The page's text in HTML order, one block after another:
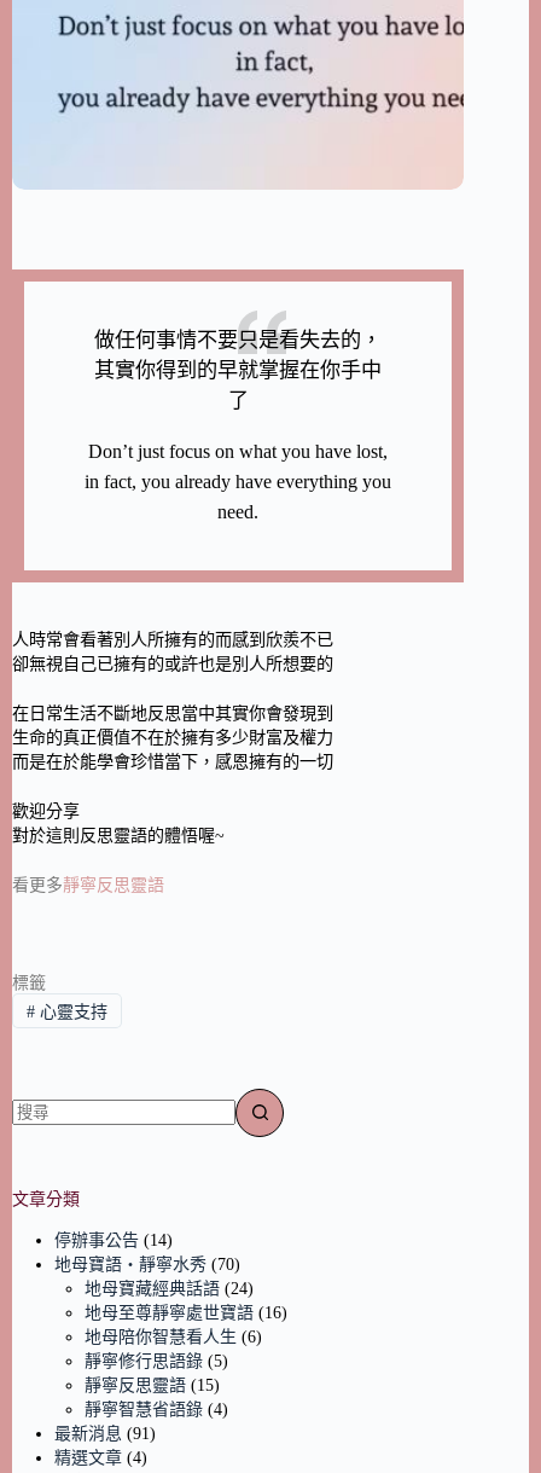
做任何事情不要只是看失去的，
其實你得到的早就掌握在你手中
了
Don’t just focus on what you have lost,
in fact, you already have everything you
need.
人時常會看著別人所擁有的而感到欣羨不已
卻無視自己已擁有的或許也是別人所想要的
在日常生活不斷地反思當中其實你會發現到
生命的真正價值不在於擁有多少財富及權力
而是在於能學會珍惜當下，感恩擁有的一切
歡迎分享
對於這則反思靈語的體悟喔~
看更多靜寧反思靈語
標籤
#心靈支持
文章分類
停辦事公告 (14)
地母寶語‧靜寧水秀 (70)
地母寶藏經典話語 (24)
地母至尊靜寧處世寶語 (16)
地母陪你智慧看人生 (6)
靜寧修行思語錄 (5)
靜寧反思靈語 (15)
靜寧智慧省語錄 (4)
最新消息 (91)
精選文章 (4)